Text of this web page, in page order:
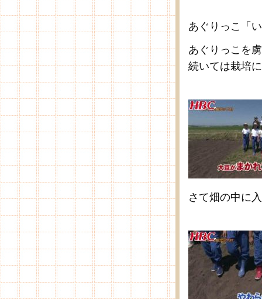
あぐりっこ「
あぐりっこを
続いては栽培
さて畑の中に